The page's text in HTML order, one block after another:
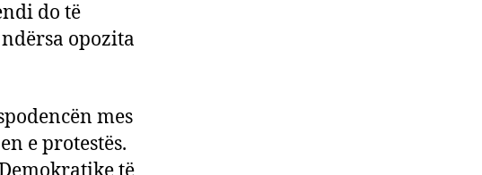
do të
opozita
mes
e protestës.